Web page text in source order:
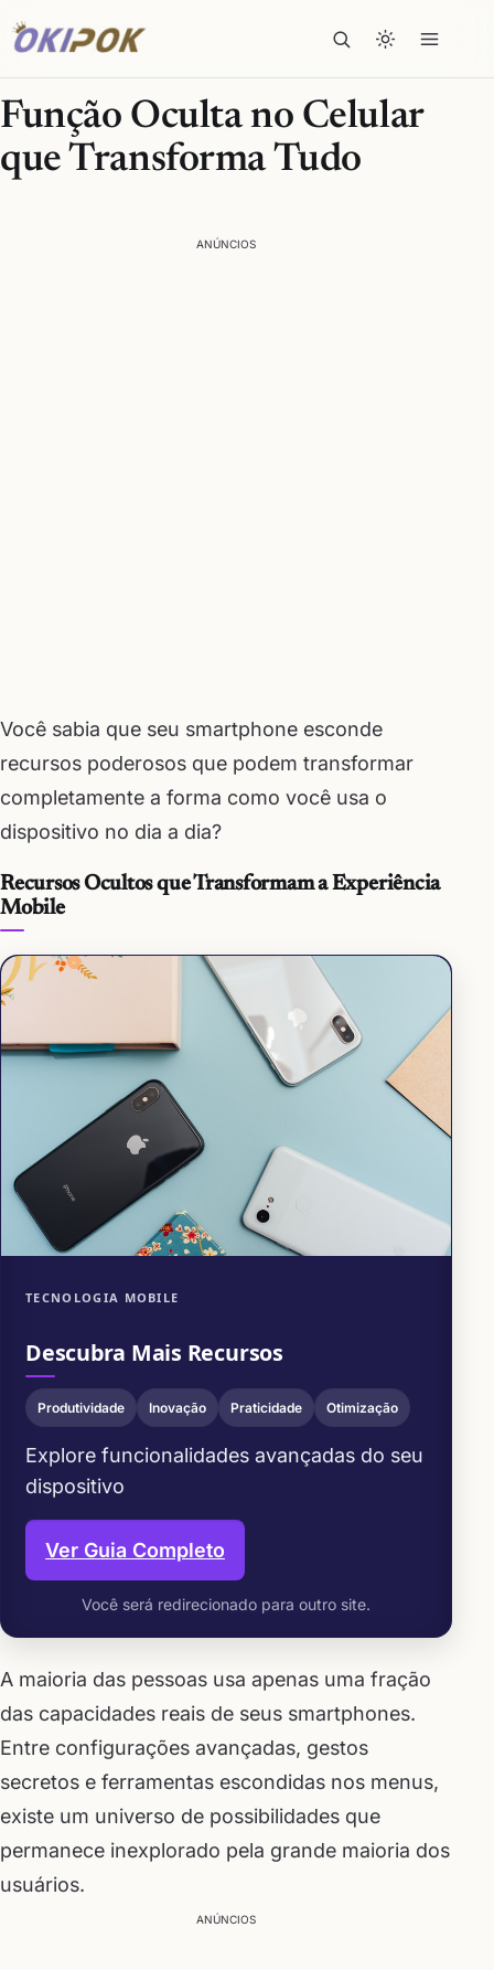
Função Oculta no Celular
que Transforma Tudo
ANÚNCIOS
Você sabia que seu smartphone esconde
recursos poderosos que podem transformar
completamente a forma como você usa o
dispositivo no dia a dia?
Recursos Ocultos que Transformam a Experiência
Mobile
TECNOLOGIA MOBILE
Descubra Mais Recursos
Produtividade Inovação Praticidade Otimização
Explore funcionalidades avançadas do seu
dispositivo
Ver Guia Completo
Você será redirecionado para outro site.
A maioria das pessoas usa apenas uma fração
das capacidades reais de seus smartphones.
Entre configurações avançadas, gestos
secretos e ferramentas escondidas nos menus,
existe um universo de possibilidades que
permanece inexplorado pela grande maioria dos
usuários.
ANÚNCIOS